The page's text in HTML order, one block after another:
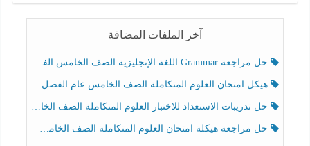
آخر الملفات المضافة
حل مراجعة Grammar اللغة الإنجليزية الصف الخامس الفصل الثالث
هيكل امتحان العلوم المتكاملة الصف الخامس عام الفصل الدراسي الثالث 2025-2026
حل تدريبات الاستعداد للاختبار العلوم المتكاملة الصف الخامس عام الفصل الثالث
حل مراجعة هيكلة امتحان العلوم المتكاملة الصف الخامس انسبير الفصل الثالث